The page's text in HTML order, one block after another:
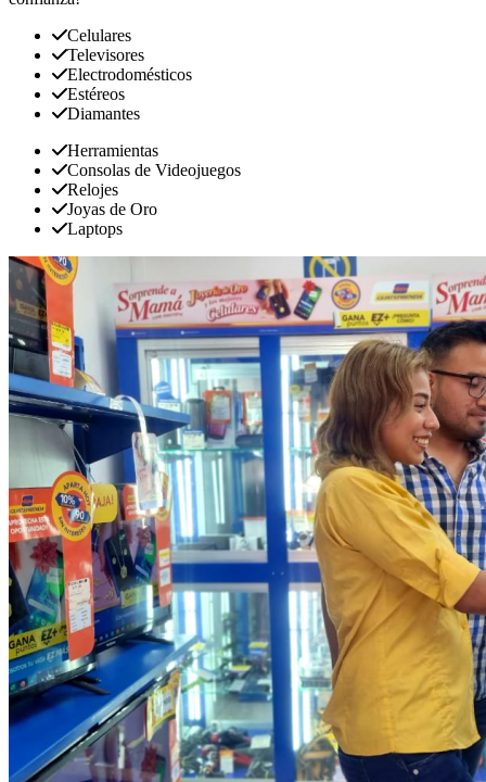
Celulares
Televisores
Electrodomésticos
Estéreos
Diamantes
Herramientas
Consolas de Videojuegos
Relojes
Joyas de Oro
Laptops